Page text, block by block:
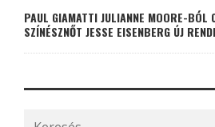
PAUL GIAMATTI JULIANNE MOORE-BÓL
SZÍNÉSZNŐT JESSE EISENBERG ÚJ
Search